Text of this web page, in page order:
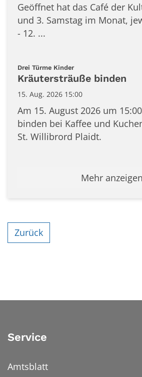
Geöffnet hat das Café der
und 3. Samstag im Monat,
- 12. ...
Drei Türme Kinder:
Kräutersträuße binden
15. Aug. 2026 15:00
Am 15. August 2026 um
binden bei Kaffee und
St. Willibrord Plaidt.
Mehr anzeigen
Zurück
Service
Amtsblatt